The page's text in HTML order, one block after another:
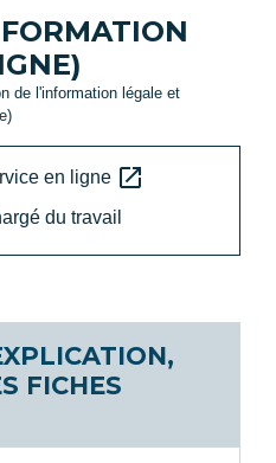
de l'information légale et
en ligne open_in_new
du travail
FICHES